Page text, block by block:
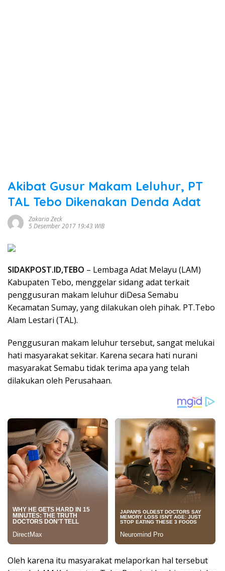
Akibat Gusur Makam Leluhur, PT
TAL Tebo Dikenakan Denda Adat
Zakaria Zeck
5 Desember 2017 19:43 WIB
SIDAKPOST.ID,TEBO – Lembaga Adat Melayu (LAM)
Kabupaten Tebo, menggelar sidang adat terkait
penggusuran makam leluhur diDesa Semabu
Kecamatan Sumay, yang dilakukan oleh pihak. PT.Tebo
Alam Lestari (TAL).
Penggusuran makam leluhur tersebut, sangat melukai
hati masyarakat sekitar. Karena secara hati nurani
masyarakat Semabu tidak terima apa yang telah
dilakukan oleh Perusahaan.
Oleh karena itu masyarakat melaporkan hal tersebut